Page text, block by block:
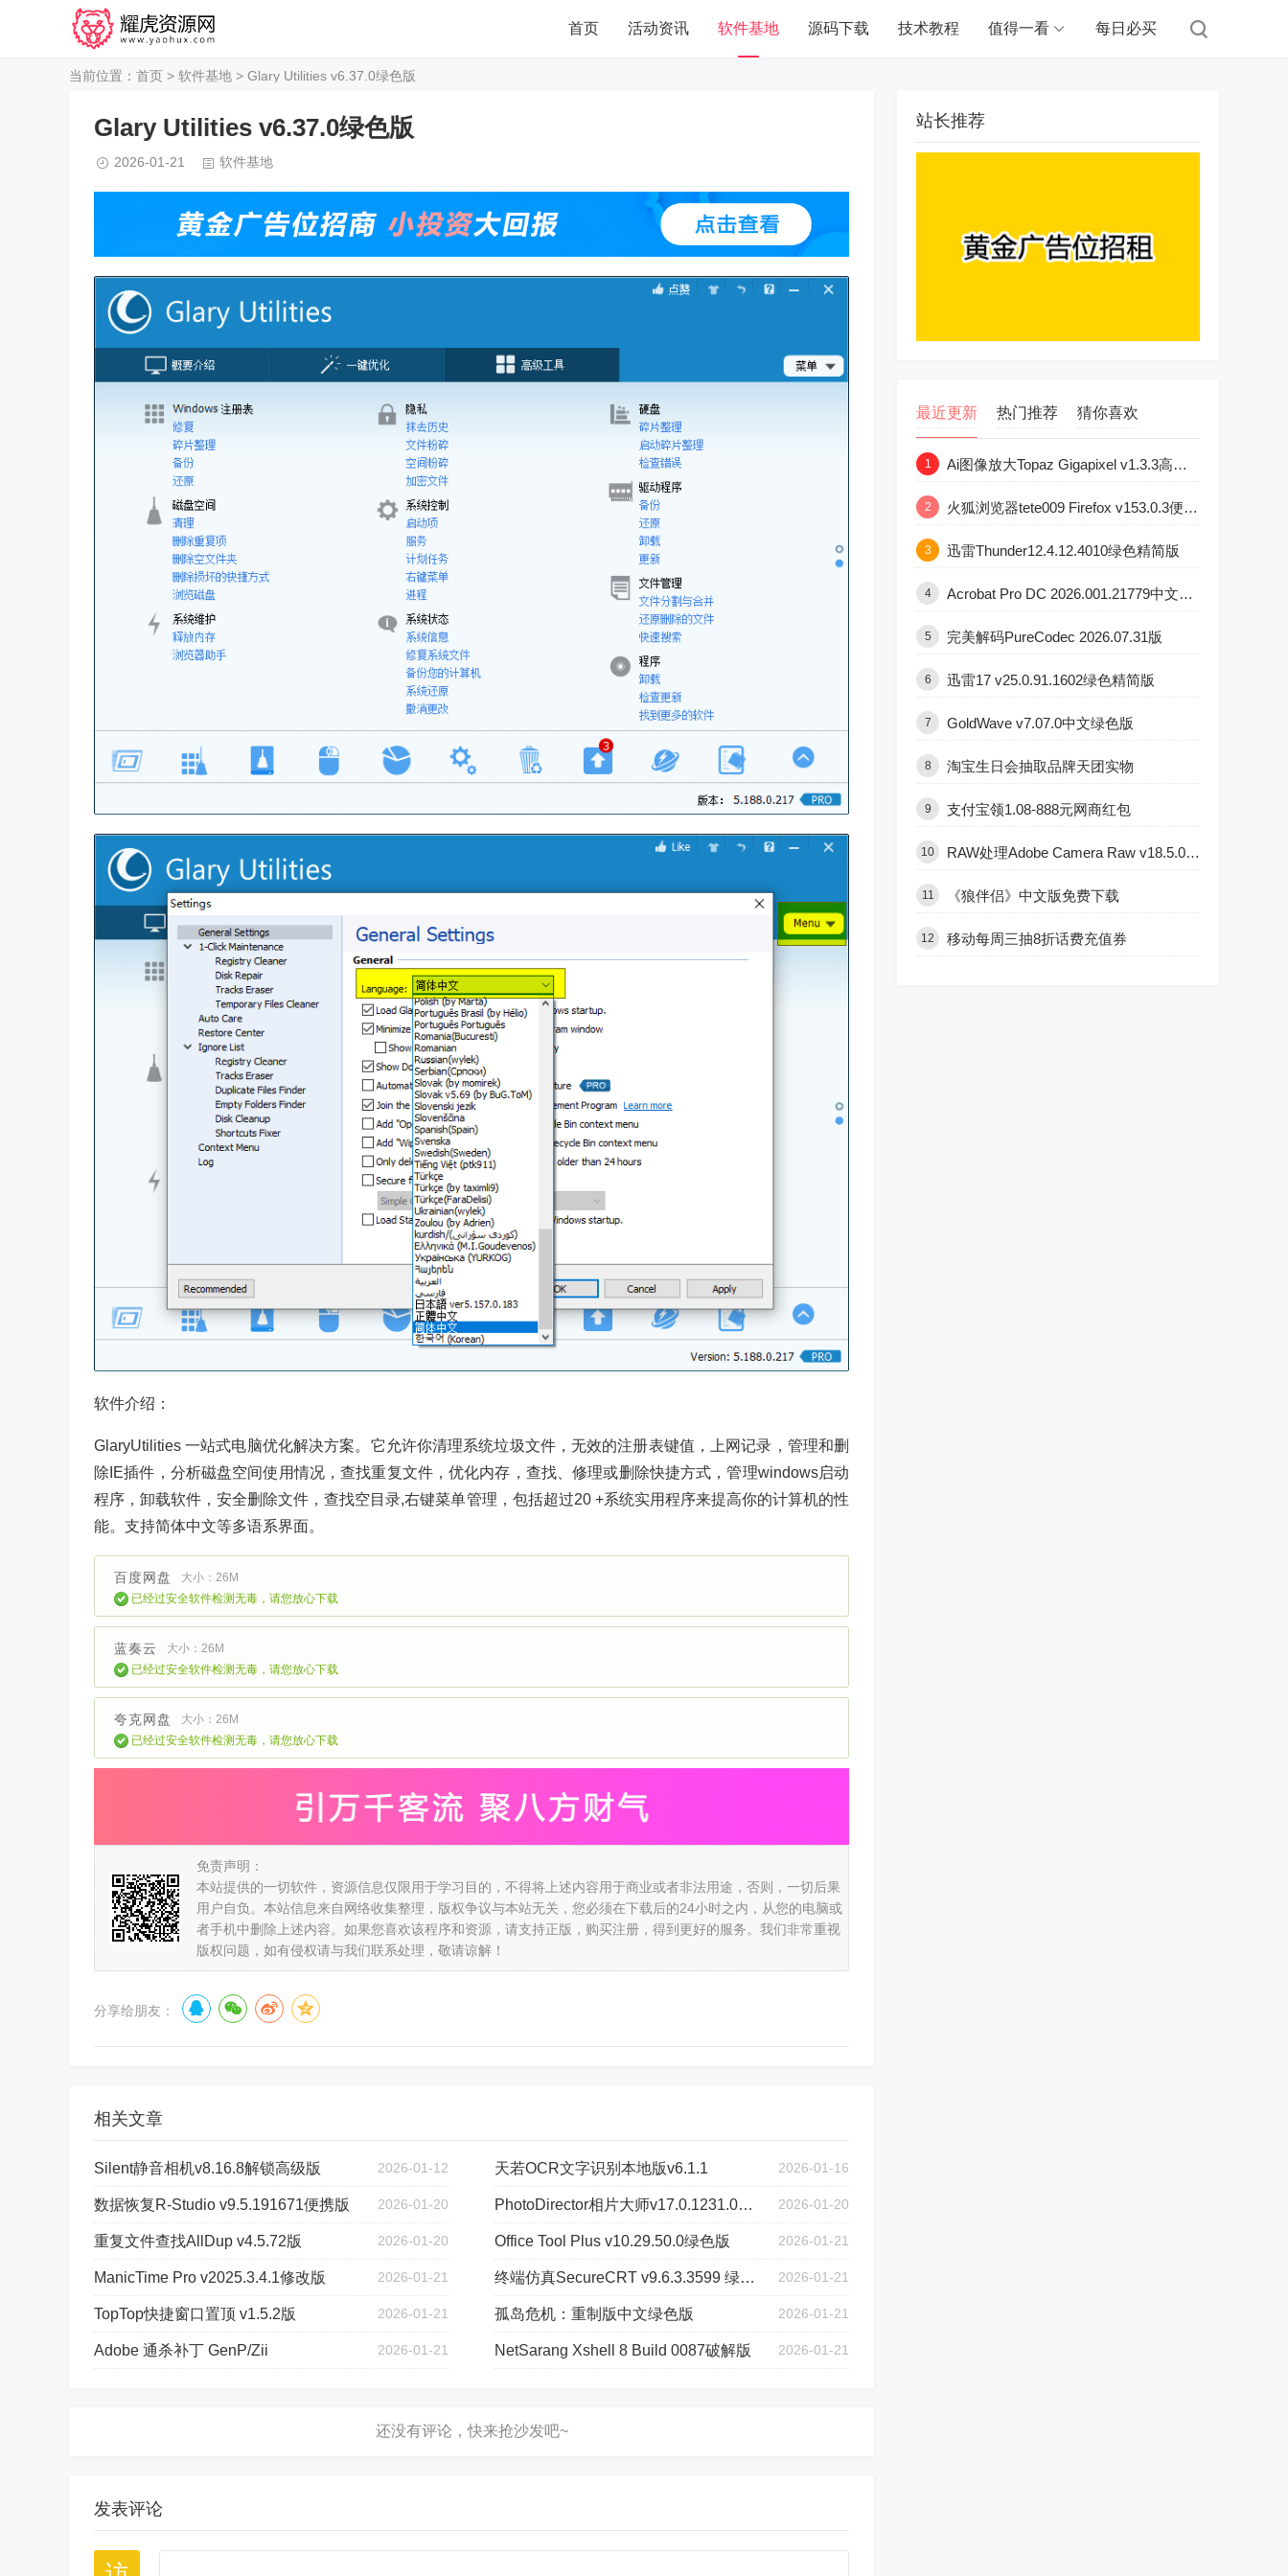
首页 活动资讯 软件基地 源码下载 技术教程 值得一看 每日必买
当前位置： 首页 > 软件基地 > Glary Utilities v6.37.0绿色版
Glary Utilities v6.37.0绿色版
2026-01-21 软件基地
软件介绍：
GlaryUtilities 一站式电脑优化解决方案。它允许你清理系统垃圾文件，无效的注册表键值，上网记录，管理和删
除IE插件，分析磁盘空间使用情况，查找重复文件，优化内存，查找、修理或删除快捷方式，管理windows启动
程序，卸载软件，安全删除文件，查找空目录,右键菜单管理，包括超过20 +系统实用程序来提高你的计算机的性
能。支持简体中文等多语系界面。
百度网盘
大小：26M
已经过安全软件检测无毒，请您放心下载
蓝奏云
大小：26M
已经过安全软件检测无毒，请您放心下载
夸克网盘
大小：26M
已经过安全软件检测无毒，请您放心下载
免责声明：
本站提供的一切软件，资源信息仅限用于学习目的，不得将上述内容用于商业或者非法用途，否则，一切后果
用户自负。本站信息来自网络收集整理，版权争议与本站无关，您必须在下载后的24小时之内，从您的电脑或
者手机中删除上述内容。如果您喜欢该程序和资源，请支持正版，购买注册，得到更好的服务。我们非常重视
版权问题，如有侵权请与我们联系处理，敬请谅解！
分享给朋友：
相关文章
Silent静音相机v8.16.8解锁高级版 2026-01-12 天若OCR文字识别本地版v6.1.1 2026-01-16
数据恢复R-Studio v9.5.191671便携版 2026-01-20 PhotoDirector相片大师v17.0.1231.0高级版 2026-01-20
重复文件查找AllDup v4.5.72版 2026-01-20 Office Tool Plus v10.29.50.0绿色版 2026-01-21
ManicTime Pro v2025.3.4.1修改版 2026-01-21 终端仿真SecureCRT v9.6.3.3599 绿色版 2026-01-21
TopTop快捷窗口置顶 v1.5.2版 2026-01-21 孤岛危机：重制版中文绿色版 2026-01-21
Adobe 通杀补丁 GenP/Zii 2026-01-21 NetSarang Xshell 8 Build 0087破解版 2026-01-21
发表评论
站长推荐
最近更新 热门推荐 猜你喜欢
1 Ai图像放大Topaz Gigapixel v1.3.3高级版
2 火狐浏览器tete009 Firefox v153.0.3便携版
3 迅雷Thunder12.4.12.4010绿色精简版
4 Acrobat Pro DC 2026.001.21779中文直装版
5 完美解码PureCodec 2026.07.31版
6 迅雷17 v25.0.91.1602绿色精简版
7 GoldWave v7.07.0中文绿色版
8 淘宝生日会抽取品牌天团实物
9 支付宝领1.08-888元网商红包
10 RAW处理Adobe Camera Raw v18.5.0中文版
11 《狼伴侣》中文版免费下载
12 移动每周三抽8折话费充值券